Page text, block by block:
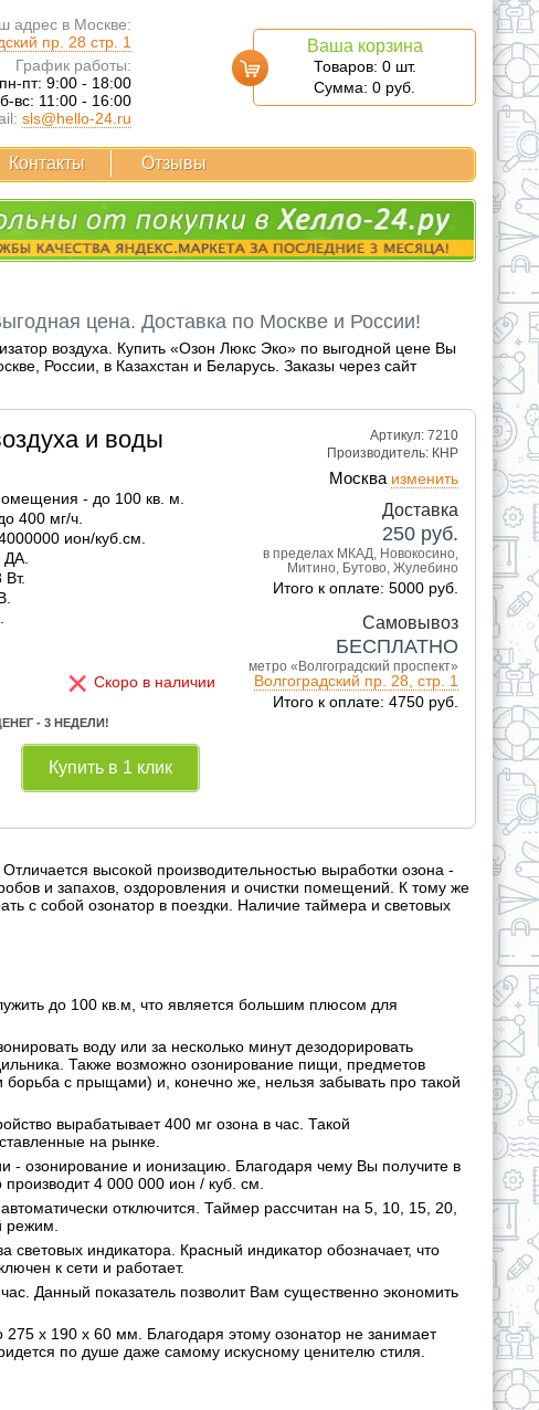
адрес в Москве:
пр. 28 стр. 1
График работы:
пн-пт: 9:00 - 18:00
вс: 11:00 - 16:00
sls@hello-24.ru
Ваша корзина
Товаров: 0 шт.
Сумма: 0 руб.
Контакты Отзывы
цена. Доставка по Москве и России!
воздуха. Купить «Озон Люкс Эко» по выгодной цене Вы
России, в Казахстан и Беларусь. Заказы через сайт
Артикул: 7210
Производитель: КНР
Москва изменить
Доставка
250 руб.
в пределах МКАД, Новокосино,
Митино, Бутово, Жулебино
Итого к оплате: 5000 руб.
Самовывоз
БЕСПЛАТНО
метро «Волгоградский проспект»
Волгоградский пр. 28, стр. 1
Итого к оплате: 4750 руб.
и воды
- до 100 кв. м.
400 мг/ч.
ион/куб.см.
ДА.
× Скоро в наличии
- 3 НЕДЕЛИ!
Купить в 1 клик
высокой производительностью выработки озона -
и запахов, оздоровления и очистки помещений. К тому же
с собой озонатор в поездки. Наличие таймера и световых
до 100 кв.м, что является большим плюсом для
воду или за несколько минут дезодорировать
Также возможно озонирование пищи, предметов
с прыщами) и, конечно же, нельзя забывать про такой
вырабатывает 400 мг озона в час. Такой
на рынке.
- озонирование и ионизацию. Благодаря чему Вы получите в
4 000 000 ион / куб. см.
отключится. Таймер рассчитан на 5, 10, 15, 20,
режим.
индикатора. Красный индикатор обозначает, что
к сети и работает.
Данный показатель позволит Вам существенно экономить
275 x 190 x 60 мм. Благодаря этому озонатор не занимает
по душе даже самому искусному ценителю стиля.